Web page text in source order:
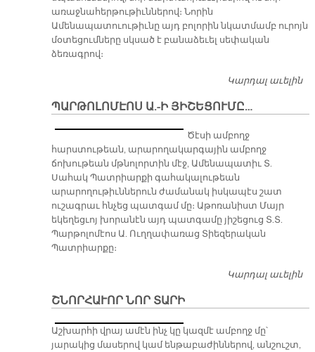
առաջնահերթութիւններով։ Նորին
Ամենապատուութիւնը այդ բոլորին նկատմամբ ուրոյն
մօտեցումները սկսած է բանաձեւել սեփական
ձեռագրով։
Կարդալ աւելին
ՊԱՐԹՈԼՈՄԷՈՍ Ա.-Ի ՅԻՇԵՑՈՒՄԸ…
Ծէսի ամբողջ
հարստութեան, արարողակարգային ամբողջ
ճոխութեան մթնոլորտին մէջ, Ամենապատիւ Տ.
Սահակ Պատրիարքի գահակալութեան
արարողութիւններուն ժամանակ իսկապէս շատ
ուշագրաւ հնչեց պատգամ մը։ Աթոռանիստ Մայր
եկեղեցւոյ խորանէն այդ պատգամը յիշեցուց Տ.Տ.
Պարթոլոմէոս Ա. Ուղղափառաց Տիեզերական
Պատրիարքը։
Կարդալ աւելին
ՇՆՈՐՀԱՒՈՐ ՆՈՐ ՏԱՐԻ
Աշխարհի վրայ ամէն ինչ կը կազմէ ամբողջ մը՝
յարակից մասերով կամ ենթաբաժիններով, անշուշտ,